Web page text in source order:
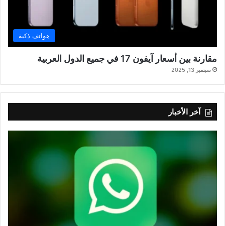
هواتف ذكية
مقارنة بين أسعار آيفون 17 في جميع الدول العربية
سبتمبر 13, 2025
آخر الأخبار